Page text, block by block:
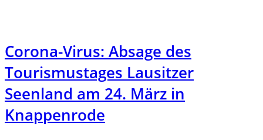
Corona-Virus: Absage des
Tourismustages Lausitzer
Seenland am 24. März in
Knappenrode